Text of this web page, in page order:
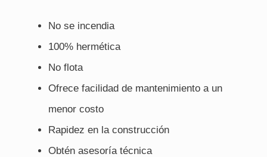
No se incendia
100% hermética
No flota
Ofrece facilidad de mantenimiento a un
menor costo
Rapidez en la construcción
Obtén asesoría técnica